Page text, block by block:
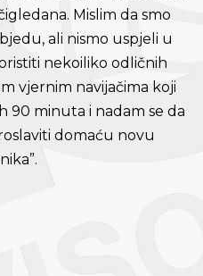
Mislim da smo
ali nismo uspjeli u
nekoiliko odličnih
vjernim navijačima koji
90 minuta i nadam se da
domaću novu